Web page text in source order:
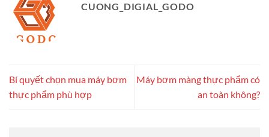
CUONG_DIGIAL_GODO
Bí quyết chọn mua máy bơm
thực phẩm phù hợp
Máy bơm màng thực phẩm có
an toàn không?